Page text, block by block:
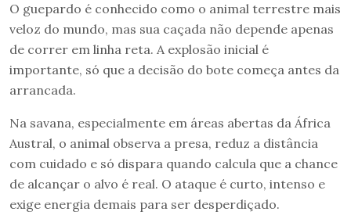
O guepardo é conhecido como o animal terrestre mais
veloz do mundo, mas sua caçada não depende apenas
de correr em linha reta. A explosão inicial é
importante, só que a decisão do bote começa antes da
arrancada.
Na savana, especialmente em áreas abertas da África
Austral, o animal observa a presa, reduz a distância
com cuidado e só dispara quando calcula que a chance
de alcançar o alvo é real. O ataque é curto, intenso e
exige energia demais para ser desperdiçado.